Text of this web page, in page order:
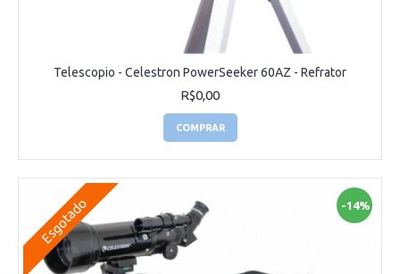
Telescopio - Celestron PowerSeeker 60AZ - Refrator
R$0,00
COMPRAR
-14%
Esgotado